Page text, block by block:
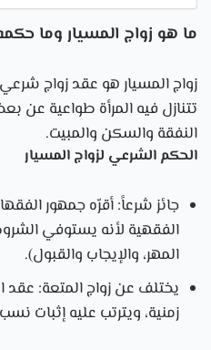
ما هو زواج المسيار وما
زواج المسيار هو عقد زواج
تتنازل فيه المرأة طواعية عن
النفقة والسكن والمبيت.
الحكم الشرعي لزواج المسيار
جائز شرعاً: أقرّه جمهور
الفقهية لأنه يستوفي
المهر، والإيجاب والقبول).
يختلف عن زواج المتعة: عقد
زمنية، ويترتب عليه إثبات نسب